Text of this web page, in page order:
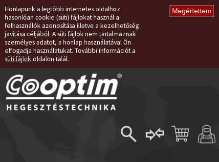
Honlapunk a legtöbb internetes oldalhoz
hasonlóan cookie (süti) fájlokat használ a
felhasználók azonosítása illetve a kezelhetőség
javítása céljából. A süti fájlok nem tartalmaznak
személyes adatot, a honlap használatával Ön
elfogadja használatukat. További információt a
süti fájlok oldalon talál.